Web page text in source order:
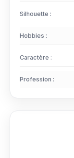
Silhouette :
Hobbies :
Caractère :
Profession :